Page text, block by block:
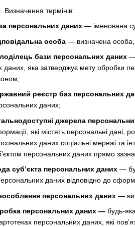
Визначення термінів:
персональних даних — іменована
особа — визначена особа,
бази персональних даних —
даних, яка затверджує мету обробки
реєстр баз персональних
даних;
джерела
які містять персональні
даних соціальні мережі та
персональних даних прямо
суб’єкта персональних даних —
даних відповідно до
персональних даних —
персональних даних — будь-
персональних даних, які